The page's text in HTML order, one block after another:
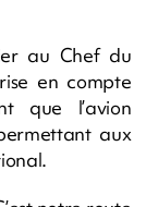
au Chef du
en compte
que l’avion
aux